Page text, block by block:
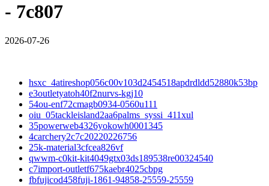
- 7c807
2026-07-26
hsxc_4atireshop056c00v103d2454518apdrdldd52880k53bp
e3outletyatoh40f2nurvs-kgj10
54ou-enf72cmagb0934-0560u111
oiu_05tackleisland2aa6palms_syssi_411xul
35powerweb4326yokowh0001345
4carchery2c7c20220226756
25k-material3cfcea826vf
qwwm-c0kit-kit4049gtx03ds189538re00324540
c7import-outletf675kaebr4025cbpg
fbfujicod458fuji-1861-94858-25559-25559